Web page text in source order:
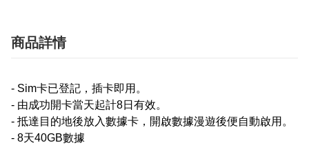
商品詳情
- Sim卡已登記，插卡即用。
- 由成功開卡當天起計8日有效。
- 抵達目的地後放入數據卡，開啟數據漫遊後便自動啟用。
- 8天40GB數據